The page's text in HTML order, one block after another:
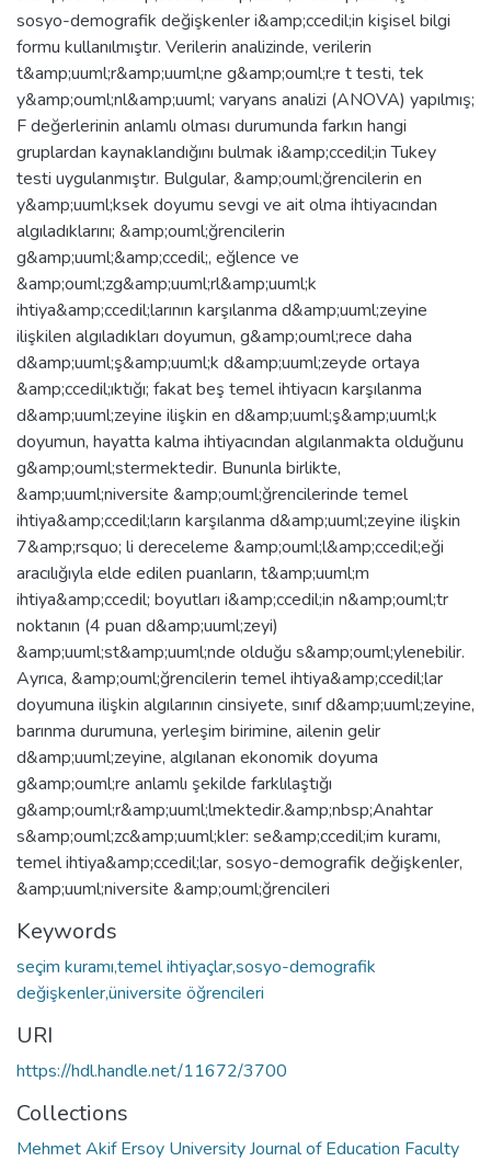
sosyo-demografik değişkenler i&amp;ccedil;in kişisel bilgi
formu kullanılmıştır. Verilerin analizinde, verilerin
t&amp;uuml;r&amp;uuml;ne g&amp;ouml;re t testi, tek
y&amp;ouml;nl&amp;uuml; varyans analizi (ANOVA) yapılmış;
F değerlerinin anlamlı olması durumunda farkın hangi
gruplardan kaynaklandığını bulmak i&amp;ccedil;in Tukey
testi uygulanmıştır. Bulgular, &amp;ouml;ğrencilerin en
y&amp;uuml;ksek doyumu sevgi ve ait olma ihtiyacından
algıladıklarını; &amp;ouml;ğrencilerin
g&amp;uuml;&amp;ccedil;, eğlence ve
&amp;ouml;zg&amp;uuml;rl&amp;uuml;k
ihtiya&amp;ccedil;larının karşılanma d&amp;uuml;zeyine
ilişkilen algıladıkları doyumun, g&amp;ouml;rece daha
d&amp;uuml;ş&amp;uuml;k d&amp;uuml;zeyde ortaya
&amp;ccedil;ıktığı; fakat beş temel ihtiyacın karşılanma
d&amp;uuml;zeyine ilişkin en d&amp;uuml;ş&amp;uuml;k
doyumun, hayatta kalma ihtiyacından algılanmakta olduğunu
g&amp;ouml;stermektedir. Bununla birlikte,
&amp;uuml;niversite &amp;ouml;ğrencilerinde temel
ihtiya&amp;ccedil;ların karşılanma d&amp;uuml;zeyine ilişkin
7&amp;rsquo; li dereceleme &amp;ouml;l&amp;ccedil;eği
aracılığıyla elde edilen puanların, t&amp;uuml;m
ihtiya&amp;ccedil; boyutları i&amp;ccedil;in n&amp;ouml;tr
noktanın (4 puan d&amp;uuml;zeyi)
&amp;uuml;st&amp;uuml;nde olduğu s&amp;ouml;ylenebilir.
Ayrıca, &amp;ouml;ğrencilerin temel ihtiya&amp;ccedil;lar
doyumuna ilişkin algılarının cinsiyete, sınıf d&amp;uuml;zeyine,
barınma durumuna, yerleşim birimine, ailenin gelir
d&amp;uuml;zeyine, algılanan ekonomik doyuma
g&amp;ouml;re anlamlı şekilde farklılaştığı
g&amp;ouml;r&amp;uuml;lmektedir.&amp;nbsp;Anahtar
s&amp;ouml;zc&amp;uuml;kler: se&amp;ccedil;im kuramı,
temel ihtiya&amp;ccedil;lar, sosyo-demografik değişkenler,
&amp;uuml;niversite &amp;ouml;ğrencileri
Keywords
seçim kuramı,temel ihtiyaçlar,sosyo-demografik
değişkenler,üniversite öğrencileri
URI
https://hdl.handle.net/11672/3700
Collections
Mehmet Akif Ersoy University Journal of Education Faculty